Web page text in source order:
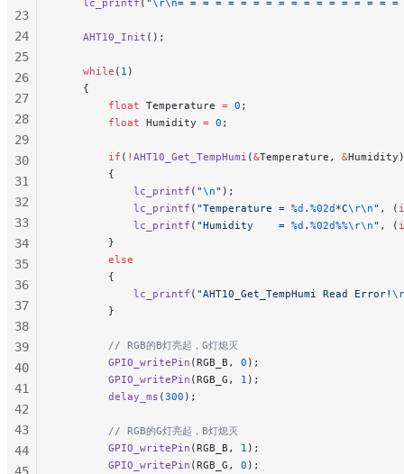
    lc_printf
( "\r\n= = = = = = = = = = = = = = = = = =
    AHT10_Init
();
    while
( 1 )
    {
        float
Temperature = 0 ;
        float
Humidity = 0 ;
        if
( ! AHT10_Get_TempHumi (&Temperature, &
        {
            lc_printf
( "\n" );
            lc_printf
( "Temperature = %d . %02d *C\r\n" , (
            lc_printf
( "Humidity    = %d . %02d%%\r\n" , (
        }
        else
        {
            lc_printf
( "AHT10_Get_TempHumi Read Error!
        }
        // RGB的B灯亮起，G灯熄灭
        GPIO_writePin
(RGB_B, 0 );
        GPIO_writePin
(RGB_G, 1 );
        delay_ms
(300 );
        // RGB的G灯亮起，B灯熄灭
        GPIO_writePin
(RGB_B, 1 );
        GPIO_writePin
(RGB_G, 0 );
23
24
25
26
27
28
29
30
31
32
33
34
35
36
37
38
39
40
41
42
43
44